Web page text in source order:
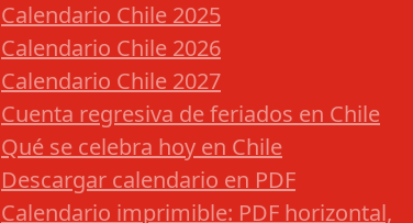
Calendario Chile 2025
Calendario Chile 2026
Calendario Chile 2027
Cuenta regresiva de feriados en Chile
Qué se celebra hoy en Chile
Descargar calendario en PDF
Calendario imprimible: PDF horizontal,